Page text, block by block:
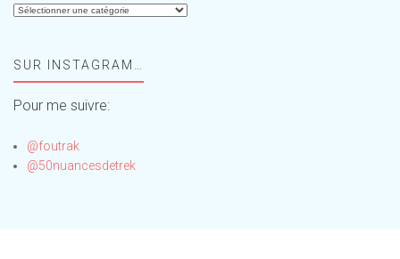
Aide-
!SUR INSTAGRAM…
Pour me suivre:
@foutrak
@50nuancesdetrek